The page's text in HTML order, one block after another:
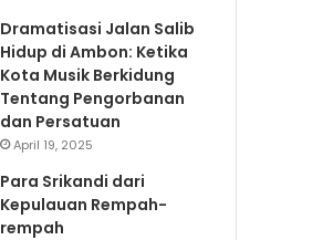
Dramatisasi Jalan Salib
Hidup di Ambon: Ketika
Kota Musik Berkidung
Tentang Pengorbanan
dan Persatuan
April 19, 2025
Para Srikandi dari
Kepulauan Rempah-
rempah